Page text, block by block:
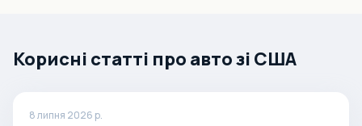
Корисні статті про авто зі США
8 липня 2026 р.